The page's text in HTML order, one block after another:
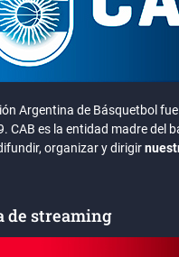
Argentina de Básquetbol
CAB es la entidad madre del
organizar y dirigir
de streaming